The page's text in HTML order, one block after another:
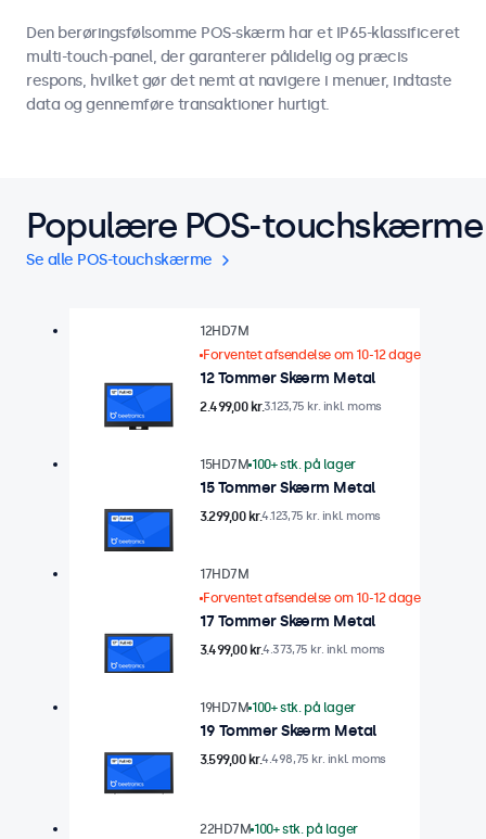
Den berøringsfølsomme POS-skærm har et IP65-klassificeret
multi-touch-panel, der garanterer pålidelig og præcis
respons, hvilket gør det nemt at navigere i menuer, indtaste
data og gennemføre transaktioner hurtigt.
Populære POS-touchskærme
Se alle POS-touchskærme
12 Tommer Skærm Metal
12HD7M
Forventet afsendelse om 10-12 dage
2.499,00 kr.3.123,75 kr. inkl. moms
15 Tommer Skærm Metal
15HD7M 100+ stk. på lager
3.299,00 kr.4.123,75 kr. inkl. moms
17 Tommer Skærm Metal
17HD7M
Forventet afsendelse om 10-12 dage
3.499,00 kr.4.373,75 kr. inkl. moms
19 Tommer Skærm Metal
19HD7M 100+ stk. på lager
3.599,00 kr.4.498,75 kr. inkl. moms
22HD7M 100+ stk. på lager